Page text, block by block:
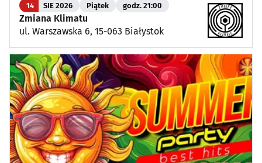
14 SIE 2026 Piątek godz. 21:00
Zmiana Klimatu
ul. Warszawska 6, 15-063 Białystok